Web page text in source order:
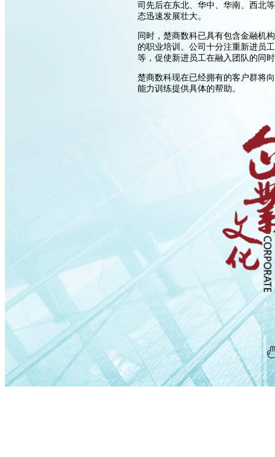
司先后在东北、华中、华南、西北
态迅速发展壮大。
同时，楚商数科已具有包含金融机
的职业培训。公司十分注重新进员
等，促使新进员工在融入团队的同
楚商数科现在已经拥有的客户群将
能力训练提供具体的帮助。